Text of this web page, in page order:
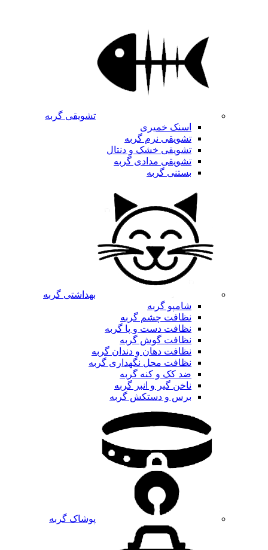
تشویقی گربه
اسنک خمیری
تشویقی نرم گربه
تشویقی خشک و دنتال
تشویقی مدادی گربه
بستنی گربه
بهداشتی گربه
شامپو گربه
نظافت چشم گربه
نظافت دست و پا گربه
نظافت گوش گربه
نظافت دهان و دندان گربه
نظافت محل نگهداری گربه
ضد کک و کنه گربه
ناخن گیر و انبر گربه
برس و دستکش گربه
پوشاک گربه